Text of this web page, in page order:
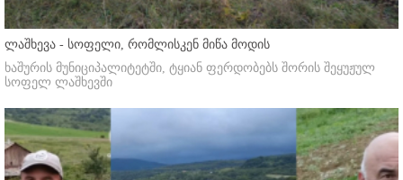
ლაშხევა - სოფელი, რომლისკენ მიწა მოდის
ხაშურის მუნიციპალიტეტში, ტყიან ფერდობებს შორის შეყუჟულ
სოფელ ლაშხევში